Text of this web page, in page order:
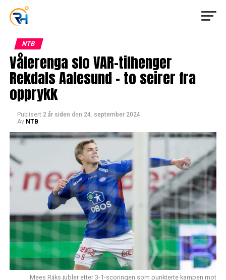
NTB
Vålerenga slo VAR-tilhenger
Rekdals Aalesund – to seirer fra
opprykk
Publisert 2 år siden den 24. september 2024
Av NTB
Mees Rijks jubler etter 3-1-scoringen som punkterte kampen mot